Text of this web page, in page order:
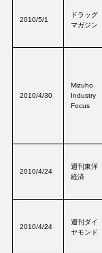
2010/5/1
ドラッグ
マガジン
2010/4/30
Mizuho
Industry
Focus
2010/4/24
週刊東洋
経済
2010/4/24
週刊ダイ
ヤモンド